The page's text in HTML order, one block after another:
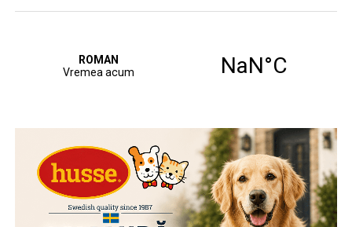
dincolo de granițele țării noastre.
cunoașterii rădăcinilor și a simbolurilor naționale, amprente